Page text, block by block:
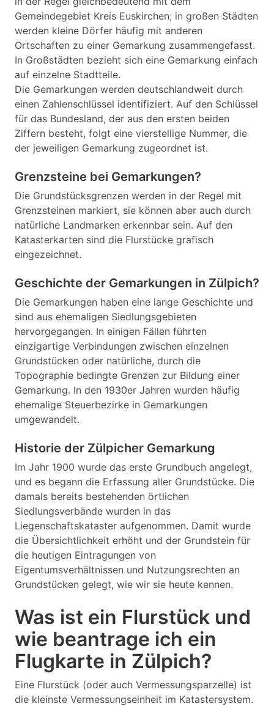
Gemeindegebiet Kreis Euskirchen; in großen Städten
werden kleine Dörfer häufig mit anderen
Ortschaften zu einer Gemarkung zusammengefasst.
In Großstädten bezieht sich eine Gemarkung einfach
auf einzelne Stadtteile.
Die Gemarkungen werden deutschlandweit durch
einen Zahlenschlüssel identifiziert. Auf den Schlüssel
für das Bundesland, der aus den ersten beiden
Ziffern besteht, folgt eine vierstellige Nummer, die
der jeweiligen Gemarkung zugeordnet ist.
Grenzsteine bei Gemarkungen?
Die Grundstücksgrenzen werden in der Regel mit
Grenzsteinen markiert, sie können aber auch durch
natürliche Landmarken erkennbar sein. Auf den
Katasterkarten sind die Flurstücke grafisch
eingezeichnet.
Geschichte der Gemarkungen in Zülpich?
Die Gemarkungen haben eine lange Geschichte und
sind aus ehemaligen Siedlungsgebieten
hervorgegangen. In einigen Fällen führten
einzigartige Verbindungen zwischen einzelnen
Grundstücken oder natürliche, durch die
Topographie bedingte Grenzen zur Bildung einer
Gemarkung. In den 1930er Jahren wurden häufig
ehemalige Steuerbezirke in Gemarkungen
umgewandelt.
Historie der Zülpicher Gemarkung
Im Jahr 1900 wurde das erste Grundbuch angelegt,
und es begann die Erfassung aller Grundstücke. Die
damals bereits bestehenden örtlichen
Siedlungsverbände wurden in das
Liegenschaftskataster aufgenommen. Damit wurde
die Übersichtlichkeit erhöht und der Grundstein für
die heutigen Eintragungen von
Eigentumsverhältnissen und Nutzungsrechten an
Grundstücken gelegt, wie wir sie heute kennen.
Was ist ein Flurstück und
wie beantrage ich ein
Flugkarte in Zülpich?
Eine Flurstück (oder auch Vermessungsparzelle) ist
die kleinste Vermessungseinheit im Katastersystem.